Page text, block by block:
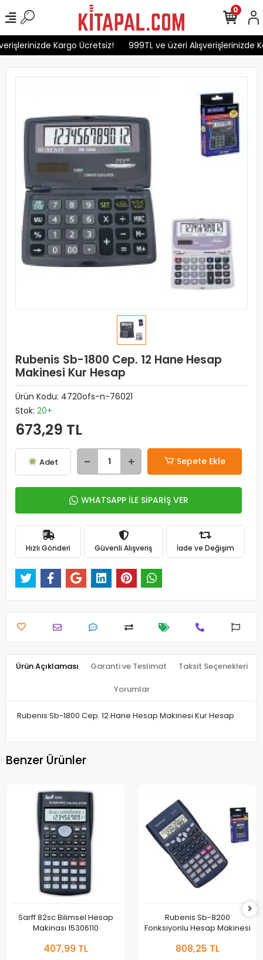
Kargo Ücretsiz! 999TL ve üzeri Alışverişlerinizde
0
Rubenis Sb-1800 Cep. 12 Hane Hesap
Makinesi Kur Hesap
Ürün Kodu: 4720ofs-n-76021
Stok: 20+
673,29 TL
Adet Sepete Ekle
WHATSAPP İLE SİPARİŞ VER
Hızlı Gönderi Güvenli Alışveriş İade ve Değişim
Ürün Açıklaması Garanti ve Teslimat Taksit Seçenekleri
Yorumlar
Rubenis Sb-1800 Cep. 12 Hane Hesap Makinesi Kur Hesap
Benzer Ürünler
Sarff 82sc Bilimsel Hesap
Makinası 15306110
407,99 TL
Rubenis Sb-8200
Fonksiyonlu Hesap Makinesi
808,25 TL